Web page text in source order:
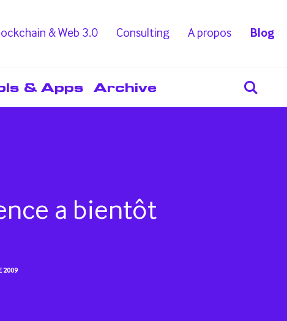
Blog
A propos
Consulting
& Web 3.0
& Apps Archive
a bientôt
2009